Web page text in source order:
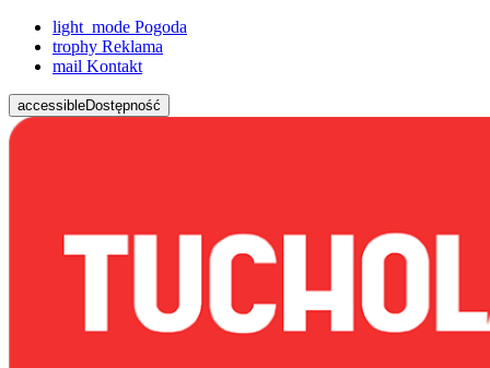
light_mode Pogoda
trophy Reklama
mail Kontakt
accessibleDostępność